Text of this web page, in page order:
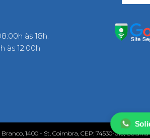
às 18h.
às 12:00h
1400 - St. Coimbra, CEP: 74530-010, Goiânia